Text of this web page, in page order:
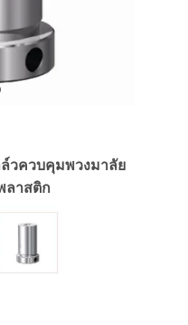
วควบคุมพวงมาลัย
ลาสติก